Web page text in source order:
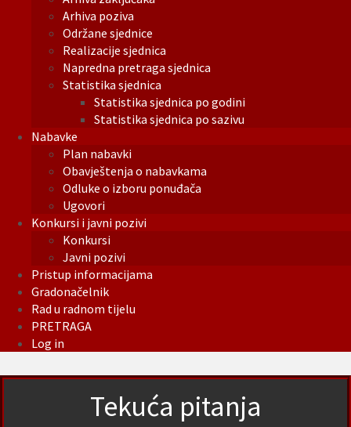
Arhiva poziva
Održane sjednice
Realizacije sjednica
Napredna pretraga sjednica
Statistika sjednica
Statistika sjednica po godini
Statistika sjednica po sazivu
Nabavke
Plan nabavki
Obavještenja o nabavkama
Odluke o izboru ponuđača
Ugovori
Konkursi i javni pozivi
Konkursi
Javni pozivi
Pristup informacijama
Gradonačelnik
Rad u radnom tijelu
PRETRAGA
Log in
Tekuća pitanja